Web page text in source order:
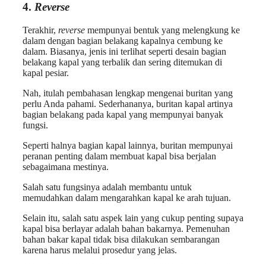
4. Reverse
Terakhir, reverse mempunyai bentuk yang melengkung ke
dalam dengan bagian belakang kapalnya cembung ke
dalam. Biasanya, jenis ini terlihat seperti desain bagian
belakang kapal yang terbalik dan sering ditemukan di
kapal pesiar.
Nah, itulah pembahasan lengkap mengenai buritan yang
perlu Anda pahami. Sederhananya, buritan kapal artinya
bagian belakang pada kapal yang mempunyai banyak
fungsi.
Seperti halnya bagian kapal lainnya, buritan mempunyai
peranan penting dalam membuat kapal bisa berjalan
sebagaimana mestinya.
Salah satu fungsinya adalah membantu untuk
memudahkan dalam mengarahkan kapal ke arah tujuan.
Selain itu, salah satu aspek lain yang cukup penting supaya
kapal bisa berlayar adalah bahan bakarnya. Pemenuhan
bahan bakar kapal tidak bisa dilakukan sembarangan
karena harus melalui prosedur yang jelas.